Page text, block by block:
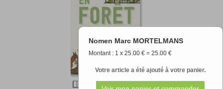
Nomen Marc MORTELMANS
Montant : 1 x 25.00 € = 25.00 €
Votre article a été ajouté à votre panier.